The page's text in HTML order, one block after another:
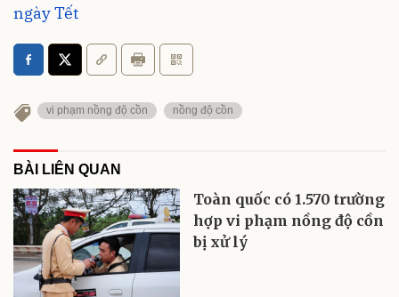
ngày Tết
vi phạm nồng độ cồn nồng độ cồn
BÀI LIÊN QUAN
Toàn quốc có 1.570 trường
hợp vi phạm nồng độ cồn
bị xử lý